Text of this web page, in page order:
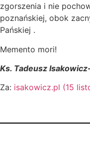
zgorszenia i nie
poznańskiej, obok
Pańskiej .
Memento mori!
Ks. Tadeusz
Za: isakowicz.pl (15